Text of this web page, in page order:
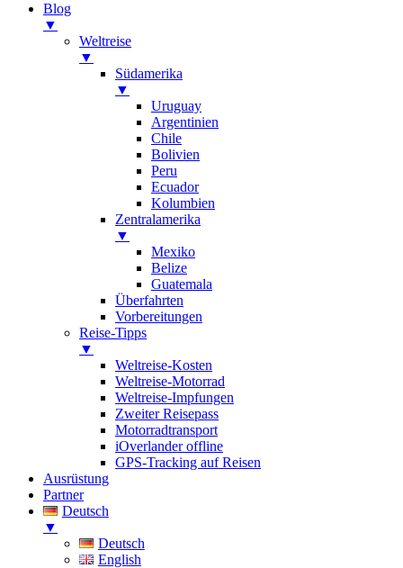
Blog
▼
Weltreise
▼
Südamerika
▼
Uruguay
Argentinien
Chile
Bolivien
Peru
Ecuador
Kolumbien
Zentralamerika
▼
Mexiko
Belize
Guatemala
Überfahrten
Vorbereitungen
Reise-Tipps
▼
Weltreise-Kosten
Weltreise-Motorrad
Weltreise-Impfungen
Zweiter Reisepass
Motorradtransport
iOverlander offline
GPS-Tracking auf Reisen
Ausrüstung
Partner
Deutsch
▼
Deutsch
English